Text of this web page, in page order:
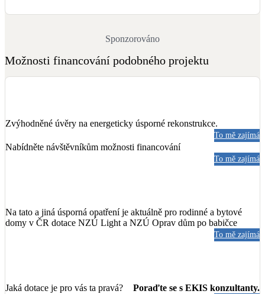
Možnosti financování podobného projektu
Sponzorováno
Zvýhodněné úvěry na energeticky úsporné rekonstrukce.
To mě zajímá
Nabídněte návštěvníkům možnosti financování
To mě zajímá
Na tato a jiná úsporná opatření je aktuálně pro rodinné a bytové
domy v ČR dotace NZÚ Light a NZÚ Oprav dům po babičce
To mě zajímá
Jaká dotace je pro vás ta pravá? Poraďte se s EKIS konzultanty.